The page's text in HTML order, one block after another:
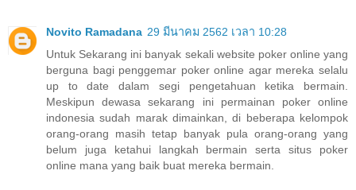
Novito Ramadana 29 มีนาคม 2562 เวลา 10:28
Untuk Sekarang ini banyak sekali website poker online yang
berguna bagi penggemar poker online agar mereka selalu
up to date dalam segi pengetahuan ketika bermain.
Meskipun dewasa sekarang ini permainan poker online
indonesia sudah marak dimainkan, di beberapa kelompok
orang-orang masih tetap banyak pula orang-orang yang
belum juga ketahui langkah bermain serta situs poker
online mana yang baik buat mereka bermain.